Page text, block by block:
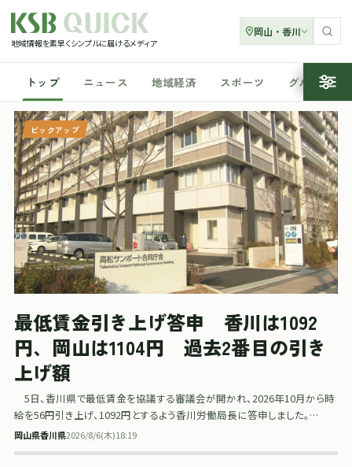
地域情報を素早くシンプルに届けるメディア
岡山・香川
トップ ニュース 地域経済 スポーツ グルメ
ピックアップ
最低賃金引き上げ答申 香川は1092
円、岡山は1104円 過去2番目の引き
上げ額
5日、香川県で最低賃金を協議する審議会が開かれ、2026年10月から時
給を56円引き上げ、1092円とするよう香川労働局長に答申しました。…
岡山県香川県2026/8/6(木)18:19